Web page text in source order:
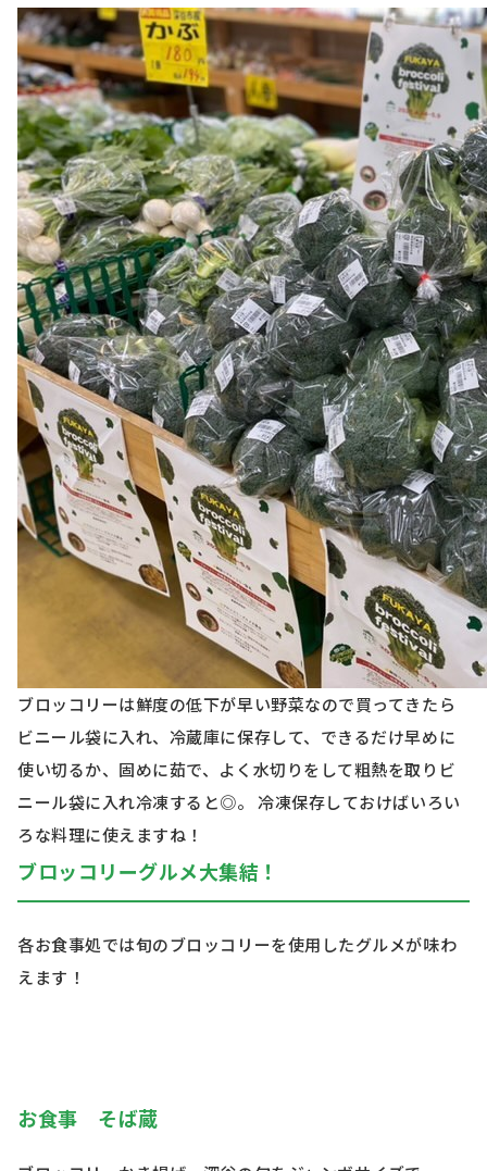
ブロッコリーは鮮度の低下が早い野菜なので買ってきたら
ビニール袋に入れ、冷蔵庫に保存して、できるだけ早めに
使い切るか、固めに茹で、よく水切りをして粗熱を取りビ
ニール袋に入れ冷凍すると◎。 冷凍保存しておけばいろい
ろな料理に使えますね！
ブロッコリーグルメ大集結！
各お食事処では旬のブロッコリーを使用したグルメが味わ
えます！
お食事 そば蔵